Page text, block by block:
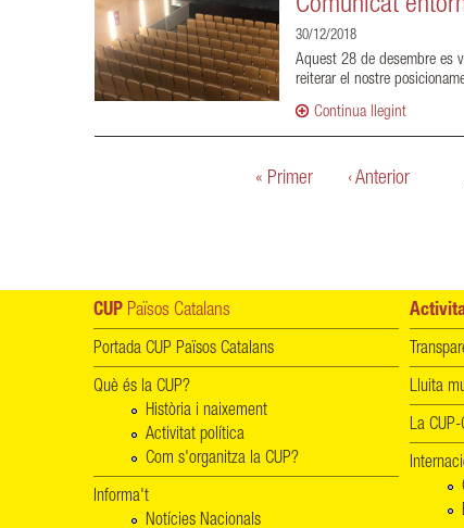
Comunicat
30/12/2018
Aquest 28 de desembre es
reiterar el nostre
Continua llegint
« Primer ‹ Anterior
CUP Països Catalans
Portada CUP Països Catalans
Què és la CUP?
Història i naixement
Activitat política
Com s'organitza la CUP?
Informa't
Notícies Nacionals
Lluita
La